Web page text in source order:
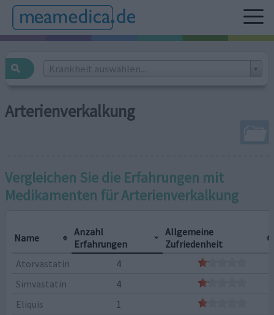
Krankheit auswählen...
Arterienverkalkung
Vergleichen Sie die Erfahrungen mit
Medikamenten fürArterienverkalkung
Name
Anzahl
Erfahrungen
Allgemeine
Zufriedenheit
Atorvastatin
4
Simvastatin
4
Eliquis
1